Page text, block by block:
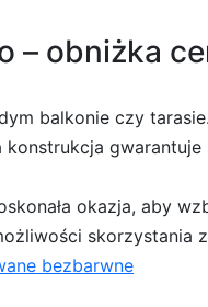
– obniżka
balkonie czy
gwarantuje
okazja, aby
skorzystania
bezbarwne